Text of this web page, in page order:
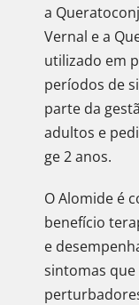
a
Vernal e a
utilizado em
períodos de
parte da
adultos e
ge 2 anos.
O Alomide é
benefício
e
sintomas